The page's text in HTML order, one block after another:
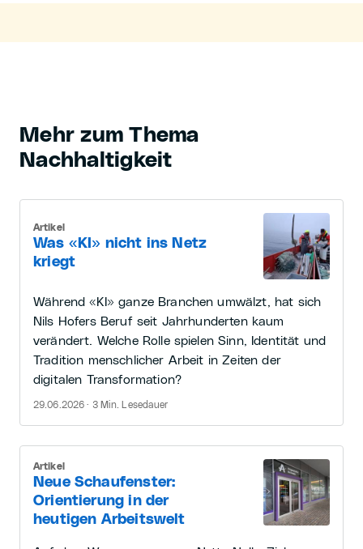
Mehr zum Thema
Nachhaltigkeit
Was «KI» nicht ins Netz
kriegt
Artikel
Während «KI» ganze Branchen umwälzt, hat sich
Nils Hofers Beruf seit Jahrhunderten kaum
verändert. Welche Rolle spielen Sinn, Identität und
Tradition menschlicher Arbeit in Zeiten der
digitalen Transformation?
29.06.2026 · 3 Min. Lesedauer
Neue Schaufenster:
Orientierung in der
heutigen Arbeitswelt
Artikel